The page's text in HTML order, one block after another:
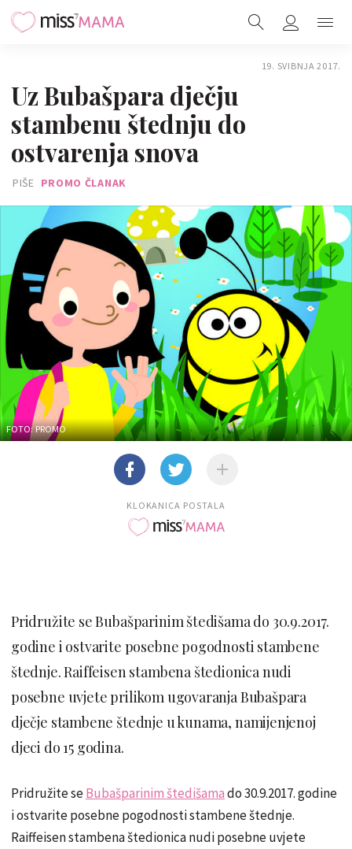
19. SVIBNJA 2017.
Uz Bubašpara dječju
stambenu štednju do
ostvarenja snova
PIŠE PROMO ČLANAK
FOTO: PROMO
KLOKANICA POSTALA
Pridružite se Bubašparinim štedišama do 30.9.2017.
godine i ostvarite posebne pogodnosti stambene
štednje. Raiffeisen stambena štedionica nudi
posebne uvjete prilikom ugovaranja Bubašpara
dječje stambene štednje u kunama, namijenjenoj
djeci do 15 godina.
Pridružite seBubašparinim štedišamado 30.9.2017. godine
i ostvarite posebne pogodnosti stambene štednje.
Raiffeisen stambena štedionica nudi posebne uvjete